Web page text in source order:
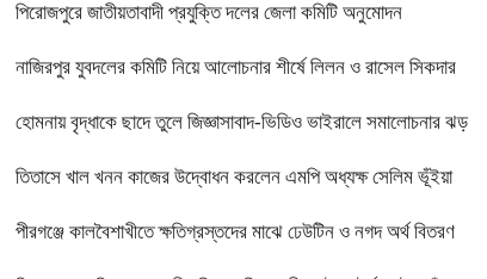
পিরোজপুরে জাতীয়তাবাদী প্রযুক্তি দলের জেলা কমিটি অনুমোদন
নাজিরপুর যুবদলের কমিটি নিয়ে আলোচনার শীর্ষে লিলন ও রাসেল সিকদার
হোমনায় বৃদ্ধাকে ছাদে তুলে জিজ্ঞাসাবাদ-ভিডিও ভাইরালে সমালোচনার ঝড়
তিতাসে খাল খনন কাজের উদ্বোধন করলেন এমপি অধ্যক্ষ সেলিম ভূঁইয়া
পীরগঞ্জে কালবৈশাখীতে ক্ষতিগ্রস্তদের মাঝে ঢেউটিন ও নগদ অর্থ বিতরণ